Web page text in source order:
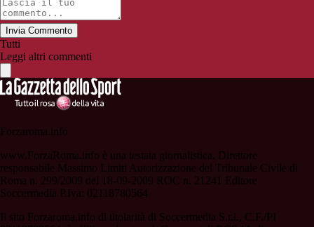
Invia Commento
Tutti
Leggi altri commenti
Forzaroma.info
www.ForzaRoma.info è una testata giornalistica. Direttore
responsabile Massimo Limiti Autorizzazione del Tribunale Civile di
Roma n. 299/2009 del 18-09-2009 ROC n. 21241 Editore
Soccermedia P.Iva: 02118780564
Il sito Forzaroma.info di titolarità di Soccermedia S.r.l., C.F./PI